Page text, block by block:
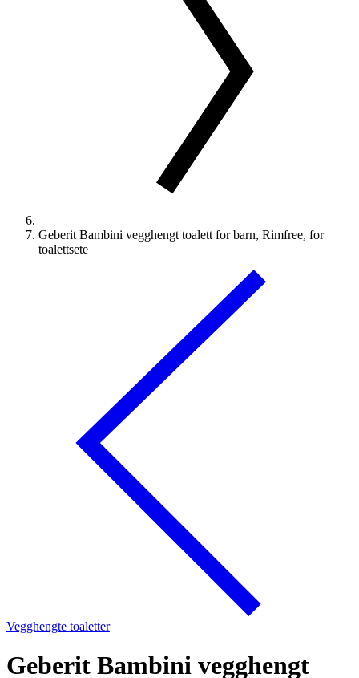
Geberit Bambini vegghengt toalett for barn, Rimfree, for
toalettsete
Vegghengte toaletter
Geberit Bambini vegghengt